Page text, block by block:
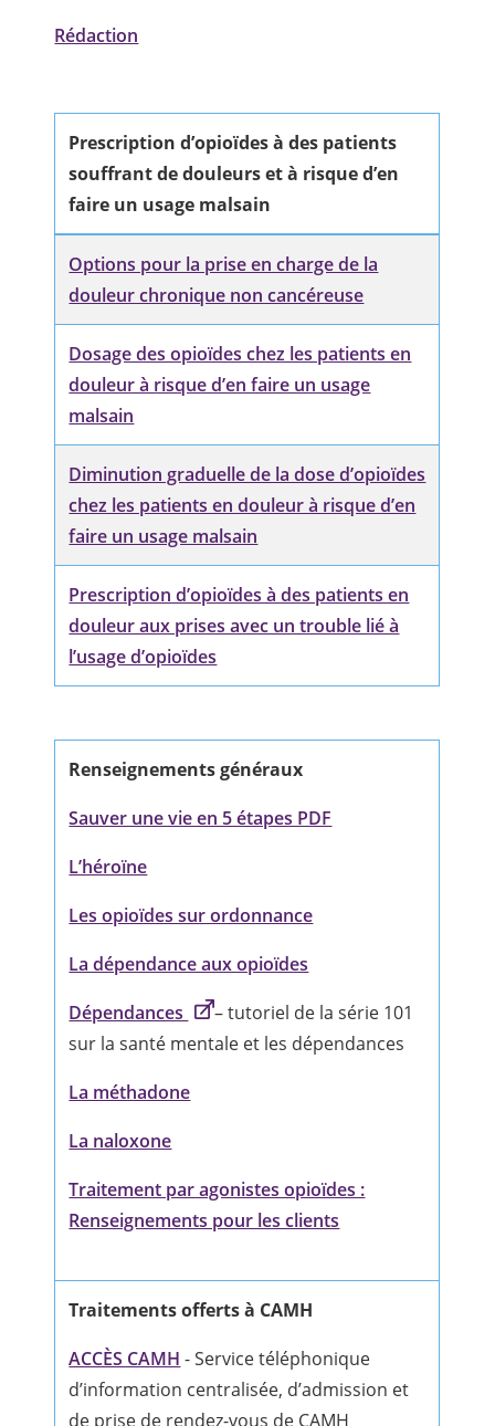
Rédaction
Prescription d’opioïdes à des patients
souffrant de douleurs et à risque d’en
faire un usage malsain
Options pour la prise en charge de la
douleur chronique non cancéreuse
Dosage des opioïdes chez les patients en
douleur à risque d’en faire un usage
malsain
Diminution graduelle de la dose d’opioïdes
chez les patients en douleur à risque d’en
faire un usage malsain
Prescription d’opioïdes à des patients en
douleur aux prises avec un trouble lié à
l’usage d’opioïdes
Renseignements généraux
Sauver une vie en 5 étapes PDF
L’héroïne
Les opioïdes sur ordonnance
La dépendance aux opioïdes
Dépendances
– tutoriel de la série 101
sur la santé mentale et les dépendances
La méthadone
La naloxone
Traitement par agonistes opioïdes :
Renseignements pour les clients
Traitements offerts à CAMH
ACCÈS CAMH - Service téléphonique
d’information centralisée, d’admission et
de prise de rendez-vous de CAMH